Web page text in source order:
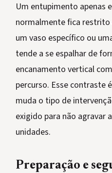
Um entupimento apenas
normalmente fica
um vaso específico ou
tende a se espalhar de
encanamento vertical
percurso. Esse contraste
muda o tipo de
exigido para não agravar
unidades.
Preparação e